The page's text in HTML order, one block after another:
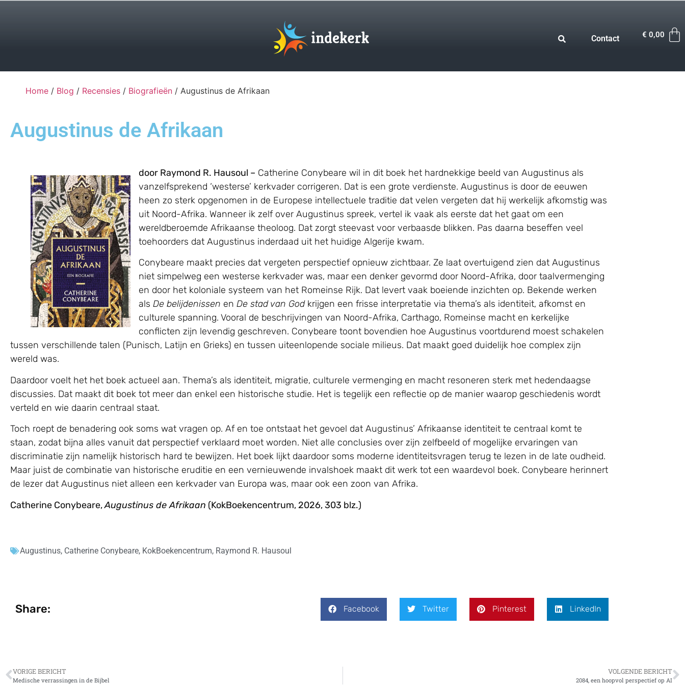
Contact € 0,00
Home / Blog / Recensies / Biografieën / Augustinus de Afrikaan
Augustinus de Afrikaan
door Raymond R. Hausoul – Catherine Conybeare wil in dit boek het hardnekkige beeld van Augustinus als
vanzelfsprekend ‘westerse’ kerkvader corrigeren. Dat is een grote verdienste. Augustinus is door de eeuwen
heen zo sterk opgenomen in de Europese intellectuele traditie dat velen vergeten dat hij werkelijk afkomstig was
uit Noord-Afrika. Wanneer ik zelf over Augustinus spreek, vertel ik vaak als eerste dat het gaat om een
wereldberoemde Afrikaanse theoloog. Dat zorgt steevast voor verbaasde blikken. Pas daarna beseffen veel
toehoorders dat Augustinus inderdaad uit het huidige Algerije kwam.
Conybeare maakt precies dat vergeten perspectief opnieuw zichtbaar. Ze laat overtuigend zien dat Augustinus
niet simpelweg een westerse kerkvader was, maar een denker gevormd door Noord-Afrika, door taalvermenging
en door het koloniale systeem van het Romeinse Rijk. Dat levert vaak boeiende inzichten op. Bekende werken
als De belijdenissen en De stad van Godkrijgen een frisse interpretatie via thema’s als identiteit, afkomst en
culturele spanning. Vooral de beschrijvingen van Noord-Afrika, Carthago, Romeinse macht en kerkelijke
conflicten zijn levendig geschreven. Conybeare toont bovendien hoe Augustinus voortdurend moest schakelen
tussen verschillende talen (Punisch, Latijn en Grieks) en tussen uiteenlopende sociale milieus. Dat maakt goed duidelijk hoe complex zijn
wereld was.
Daardoor voelt het het boek actueel aan. Thema’s als identiteit, migratie, culturele vermenging en macht resoneren sterk met hedendaagse
discussies. Dat maakt dit boek tot meer dan enkel een historische studie. Het is tegelijk een reflectie op de manier waarop geschiedenis wordt
verteld en wie daarin centraal staat.
Toch roept de benadering ook soms wat vragen op. Af en toe ontstaat het gevoel dat Augustinus’ Afrikaanse identiteit te centraal komt te
staan, zodat bijna alles vanuit dat perspectief verklaard moet worden. Niet alle conclusies over zijn zelfbeeld of mogelijke ervaringen van
discriminatie zijn namelijk historisch hard te bewijzen. Het boek lijkt daardoor soms moderne identiteitsvragen terug te lezen in de late oudheid.
Maar juist de combinatie van historische eruditie en een vernieuwende invalshoek maakt dit werk tot een waardevol boek. Conybeare herinnert
de lezer dat Augustinus niet alleen een kerkvader van Europa was, maar ook een zoon van Afrika.
Catherine Conybeare,Augustinus de Afrikaan (KokBoekencentrum, 2026, 303 blz.)
Augustinus, Catherine Conybeare, KokBoekencentrum, Raymond R. Hausoul
Share: Facebook Twitter Pinterest LinkedIn
VORIGE BERICHT
Medische verrassingen in de Bijbel
VOLGENDE BERICHT
2084, een hoopvol perspectief op AI